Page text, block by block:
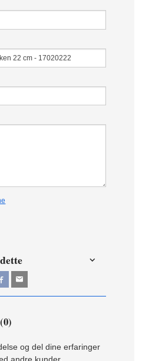
og del dine erfaringer
andre kunder.